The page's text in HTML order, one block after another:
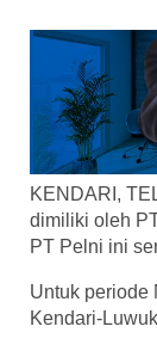
KENDARI,
dimiliki oleh
PT Pelni ini
Untuk periode
Kendari-